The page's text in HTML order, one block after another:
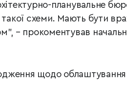
планувальне
схеми. Мають бути
– прокоментував
щодо облаштування